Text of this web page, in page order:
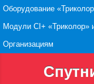
Secondary menu
Skip to primary content
Skip to secondary
Оборудование
Модули CI+
Организациям